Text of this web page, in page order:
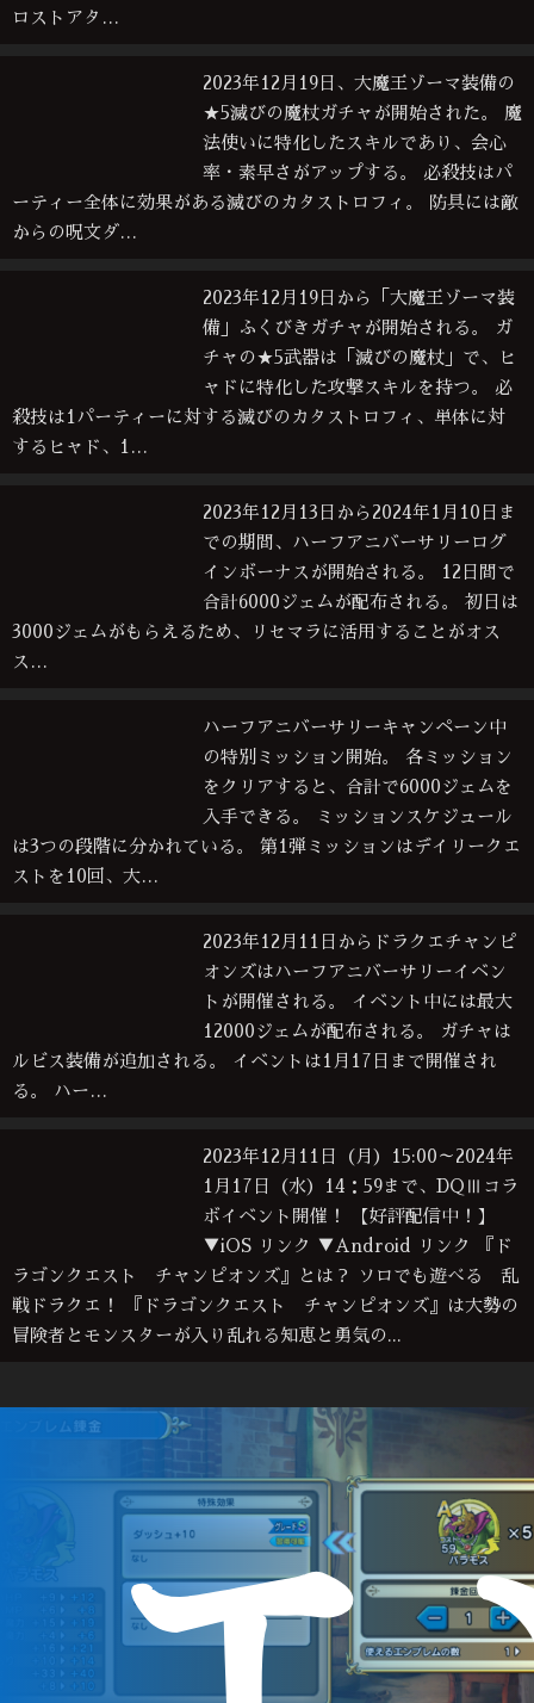
ロストアタ…
2023年12月19日、大魔王ゾーマ装備の
★5滅びの魔杖ガチャが開始された。 魔
法使いに特化したスキルであり、会心
率・素早さがアップする。 必殺技はパ
ーティー全体に効果がある滅びのカタストロフィ。 防具には敵
からの呪文ダ…
2023年12月19日から「大魔王ゾーマ装
備」ふくびきガチャが開始される。 ガ
チャの★5武器は「滅びの魔杖」で、ヒ
ャドに特化した攻撃スキルを持つ。 必
殺技は1パーティーに対する滅びのカタストロフィ、単体に対
するヒャド、1…
2023年12月13日から2024年1月10日ま
での期間、ハーフアニバーサリーログ
インボーナスが開始される。 12日間で
合計6000ジェムが配布される。 初日は
3000ジェムがもらえるため、リセマラに活用することがオス
ス…
ハーフアニバーサリーキャンペーン中
の特別ミッション開始。 各ミッション
をクリアすると、合計で6000ジェムを
入手できる。 ミッションスケジュール
は3つの段階に分かれている。 第1弾ミッションはデイリークエ
ストを10回、大…
2023年12月11日からドラクエチャンピ
オンズはハーフアニバーサリーイベン
トが開催される。 イベント中には最大
12000ジェムが配布される。 ガチャは
ルビス装備が追加される。 イベントは1月17日まで開催され
る。 ハー…
2023年12月11日（月）15:00～2024年
1月17日（水）14：59まで、DQⅢコラ
ボイベント開催！ 【好評配信中！】
▼iOS リンク ▼Android リンク 『ド
ラゴンクエスト チャンピオンズ』とは？ ソロでも遊べる 乱
戦ドラクエ！ 『ドラゴンクエスト チャンピオンズ』は大勢の
冒険者とモンスターが入り乱れる知恵と勇気の...